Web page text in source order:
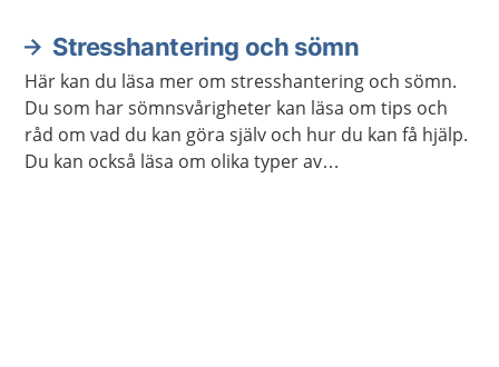
Stresshantering och sömn
Här kan du läsa mer om stresshantering och sömn.
Du som har sömnsvårigheter kan läsa om tips och
råd om vad du kan göra själv och hur du kan få hjälp.
Du kan också läsa om olika typer av